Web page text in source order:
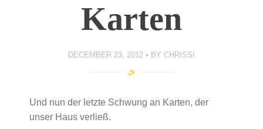
Karten
DECEMBER 23, 2012 BY CHRISSI
Und nun der letzte Schwung an Karten, der
unser Haus verließ.